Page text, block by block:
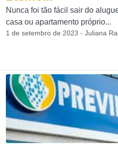
Nunca foi tão fácil sair do
casa ou apartamento próprio...
1 de setembro de 2023 - Juliana